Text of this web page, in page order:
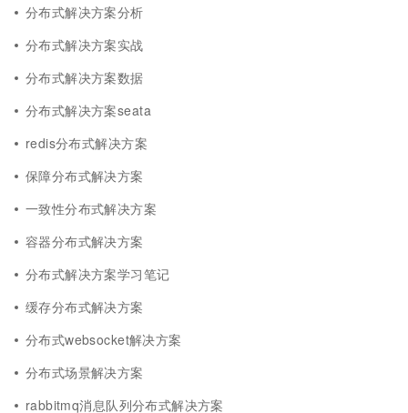
分布式解决方案分析
分布式解决方案实战
分布式解决方案数据
分布式解决方案seata
redis分布式解决方案
保障分布式解决方案
一致性分布式解决方案
容器分布式解决方案
分布式解决方案学习笔记
缓存分布式解决方案
分布式websocket解决方案
分布式场景解决方案
rabbitmq消息队列分布式解决方案